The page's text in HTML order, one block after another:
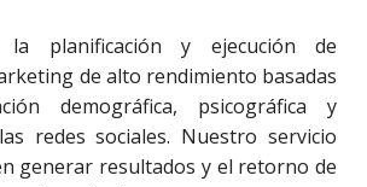
la planificación y ejecución de
de alto rendimiento basadas
demográfica, psicográfica y
redes sociales. Nuestro servicio
generar resultados y el retorno de